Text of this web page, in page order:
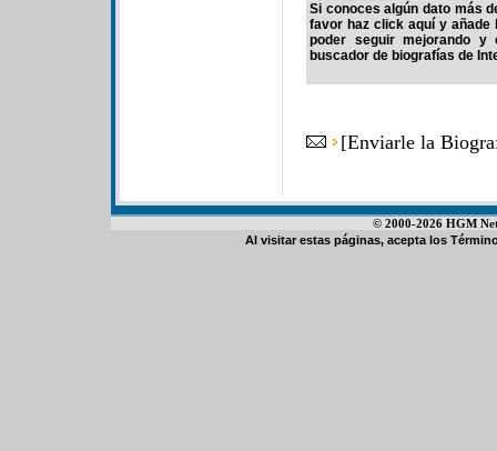
Si conoces algún dato más
favor haz click aquí y
poder seguir mejorando y
buscador de biografías de
[Enviarle la
© 2000-2026 HGM
Al visitar estas páginas, acepta los